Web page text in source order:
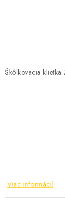
Škôlkovacia klietka
Viac informácií